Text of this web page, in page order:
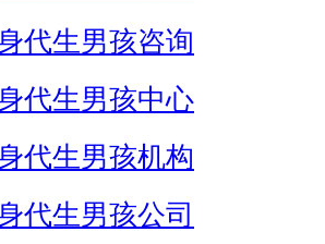
代生男孩咨询
代生男孩中心
代生男孩机构
代生男孩公司